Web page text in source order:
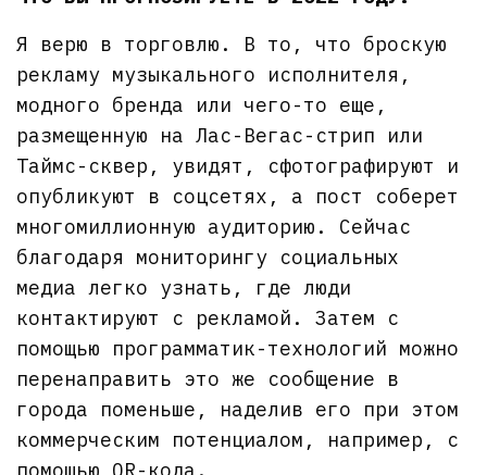
Я верю в торговлю. В то, что броскую
рекламу музыкального исполнителя,
модного бренда или чего-то еще,
размещенную на Лас-Вегас-стрип или
Таймс-сквер, увидят, сфотографируют и
опубликуют в соцсетях, а пост соберет
многомиллионную аудиторию. Сейчас
благодаря мониторингу социальных
медиа легко узнать, где люди
контактируют с рекламой. Затем с
помощью программатик-технологий можно
перенаправить это же сообщение в
города поменьше, наделив его при этом
коммерческим потенциалом, например, с